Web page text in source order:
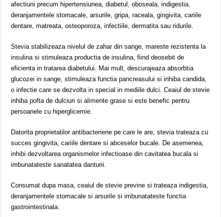
afectiuni precum hipertensiunea, diabetul, oboseala, indigestia,
deranjamentele stomacale, arsurile, gripa, raceala, gingivita, cariile
dentare, matreata, osteoporoza, infectiile, dermatita sau ridurile.
Stevia stabilizeaza nivelul de zahar din sange, mareste rezistenta la
insulina si stimuleaza productia de insulina, fiind deosebit de
eficienta in tratarea diabetului. Mai mult, descurajeaza absorbtia
glucozei in sange, stimuleaza functia pancreasului si inhiba candida,
o infectie care se dezvolta in special in mediile dulci. Ceaiul de stevie
inhiba pofta de dulciuri si alimente grase si este benefic pentru
persoanele cu hiperglicemie.
Datorita proprietatilor antibacteriene pe care le are, stevia trateaza cu
succes gingivita, cariile dentare si abceselor bucale. De asemenea,
inhibi dezvoltarea organismelor infectioase din cavitatea bucala si
imbunatateste sanatatea danturii.
Consumat dupa masa, ceaiul de stevie previne si trateaza indigestia,
deranjamentele stomacale si arsurile si imbunatateste functia
gastrointestinala.